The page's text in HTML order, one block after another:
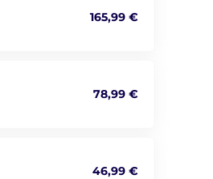
165,99 €
78,99 €
46,99 €